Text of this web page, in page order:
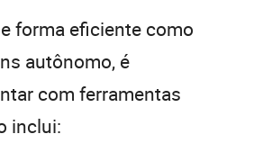
forma eficiente como
autônomo, é
com ferramentas
inclui: